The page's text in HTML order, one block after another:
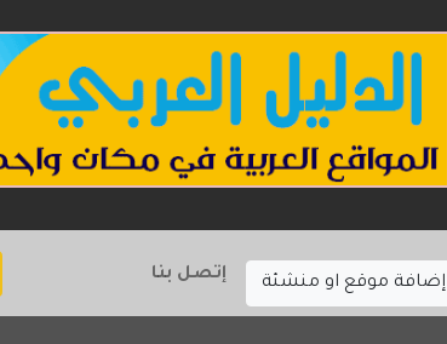
إضافة موقع او منشئة إتصل بنا